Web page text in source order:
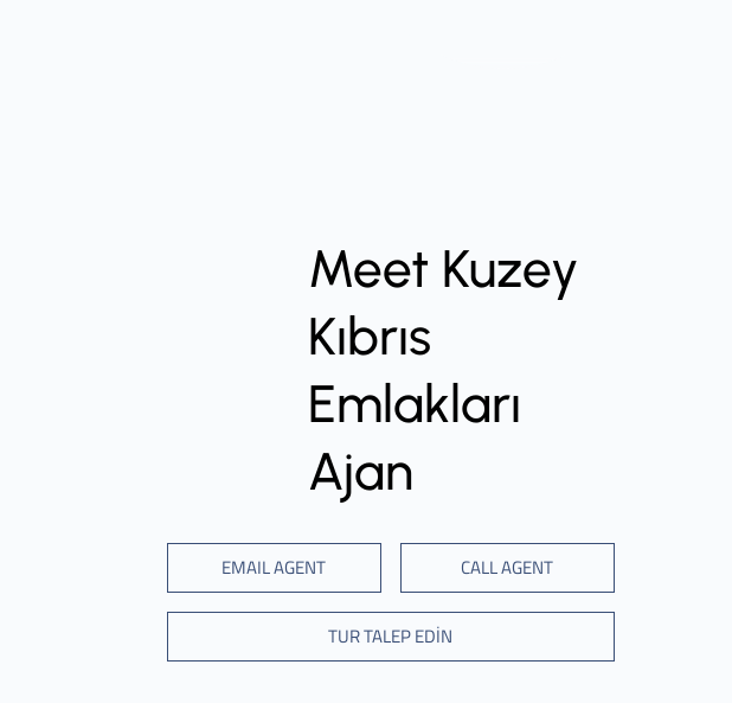
Meet Kuzey
Kıbrıs
Emlakları
Ajan
EMAIL AGENT CALL AGENT
TUR TALEP EDİN